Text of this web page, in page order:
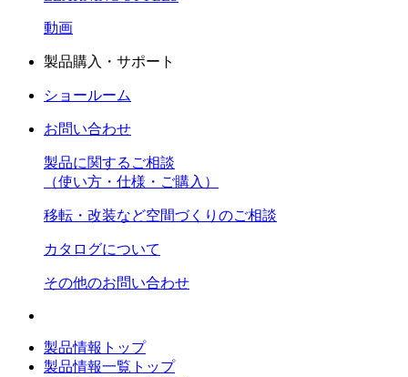
動画
製品購入・サポート
ショールーム
お問い合わせ
製品に関するご相談
（使い方・仕様・ご購入）
移転・改装など空間づくりのご相談
カタログについて
その他のお問い合わせ
製品情報トップ
製品情報一覧トップ